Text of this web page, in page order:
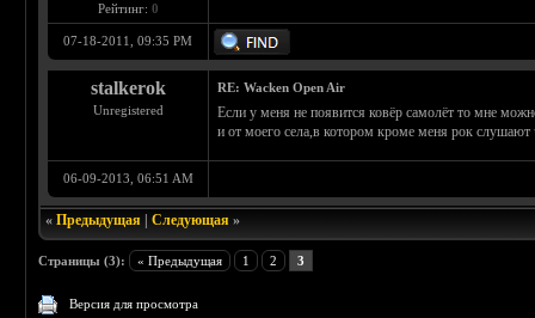
Рейтинг: 0
07-18-2011, 09:35 PM
stalkerok
Unregistered
RE: Wacken Open Air
Если у меня не появится ковёр самолёт то мне
и от моего села,в котором кроме меня рок слушают
06-09-2013, 06:51 AM
«Предыдущая |Следующая »
Страницы (3): « Предыдущая 1 2 3
Версия для просмотра